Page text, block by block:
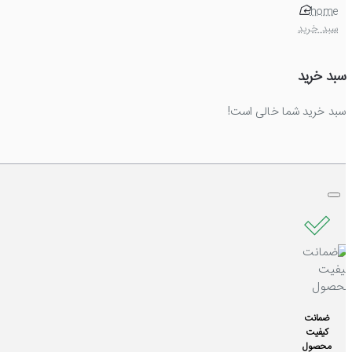
home
سبد خرید
سبد خرید
سبد خرید شما خالی است!
ضمانت
کیفیت
محصول